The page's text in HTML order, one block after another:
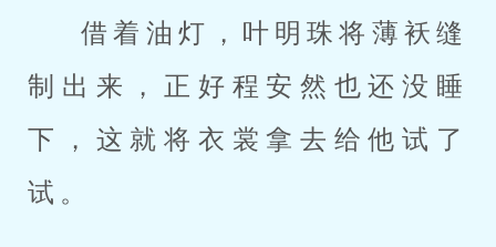
借着油灯，叶明珠将薄袄缝
制出来，正好程安然也还没睡
下，这就将衣裳拿去给他试了
试。